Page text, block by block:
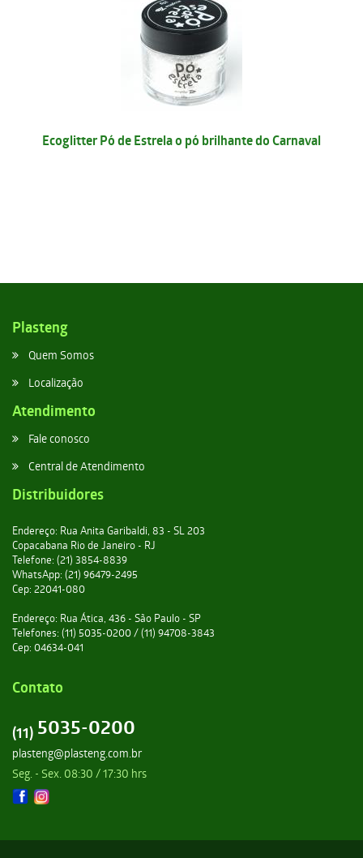
Ecoglitter Pó de Estrela o pó brilhante do Carnaval
Plasteng
Quem Somos
Localização
Atendimento
Fale conosco
Central de Atendimento
Distribuidores
Endereço: Rua Anita Garibaldi, 83 - SL 203
Copacabana Rio de Janeiro - RJ
Telefone: (21) 3854-8839
WhatsApp: (21) 96479-2495
Cep: 22041-080
Endereço: Rua Ática, 436 - São Paulo - SP
Telefones: (11) 5035-0200 / (11) 94708-3843
Cep: 04634-041
Contato
(11) 5035-0200
plasteng@plasteng.com.br
Seg. - Sex. 08:30 / 17:30 hrs